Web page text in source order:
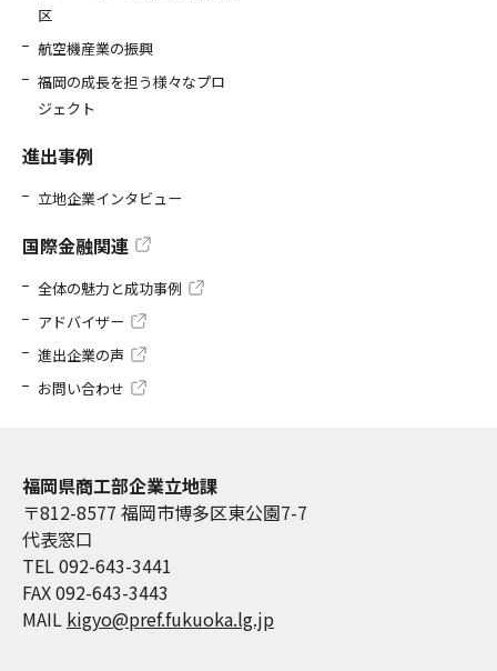
区
航空機産業の振興
福岡の成長を担う様々なプロ
ジェクト
進出事例
立地企業インタビュー
国際金融関連
全体の魅力と成功事例
アドバイザー
進出企業の声
お問い合わせ
福岡県商工部企業立地課
〒812-8577 福岡市博多区東公園7-7
代表窓口
TEL 092-643-3441
FAX 092-643-3443
MAIL kigyo@pref.fukuoka.lg.jp